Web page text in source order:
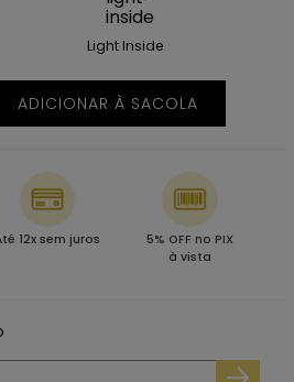
Light Inside
ADICIONAR À SACOLA
12x sem juros
5% OFF no PIX
à vista